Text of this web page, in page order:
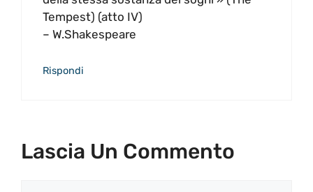
Tempest) (atto IV)
– W.Shakespeare
Rispondi
Lascia Un Commento